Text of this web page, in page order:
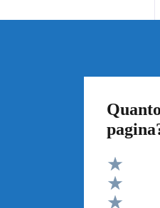
Valuta 5
Valuta 4